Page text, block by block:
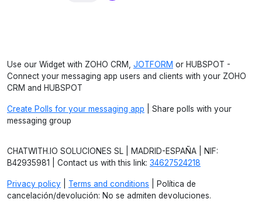
Use our Widget with ZOHO CRM, JOTFORM or HUBSPOT -
Connect your messaging app users and clients with your ZOHO
CRM and HUBSPOT
Create Polls for your messaging app | Share polls with your
messaging group
CHATWITH.IO SOLUCIONES SL | MADRID-ESPAÑA | NIF:
B42935981 | Contact us with this link: 34627524218
Privacy policy Terms and conditions | Política de
cancelación/devolución: No se admiten devoluciones.